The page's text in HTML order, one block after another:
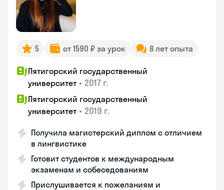
5 от 1590 ₽ за урок 8 лет опыта
Пятигорский государственный
университет • 2017 г.
Пятигорский государственный
университет • 2019 г.
Получила магистерский диплом с отличием
в лингвистике
Готовит студентов к международным
экзаменам и собеседованиям
Прислушивается к пожеланиям и